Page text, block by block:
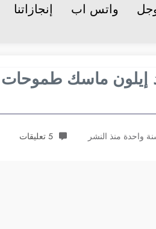
واتس اب إنجازاتنا
ماسك طموحات
واحدة منذ النشر 5 تعليقات